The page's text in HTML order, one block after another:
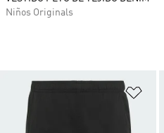
Niños Originals